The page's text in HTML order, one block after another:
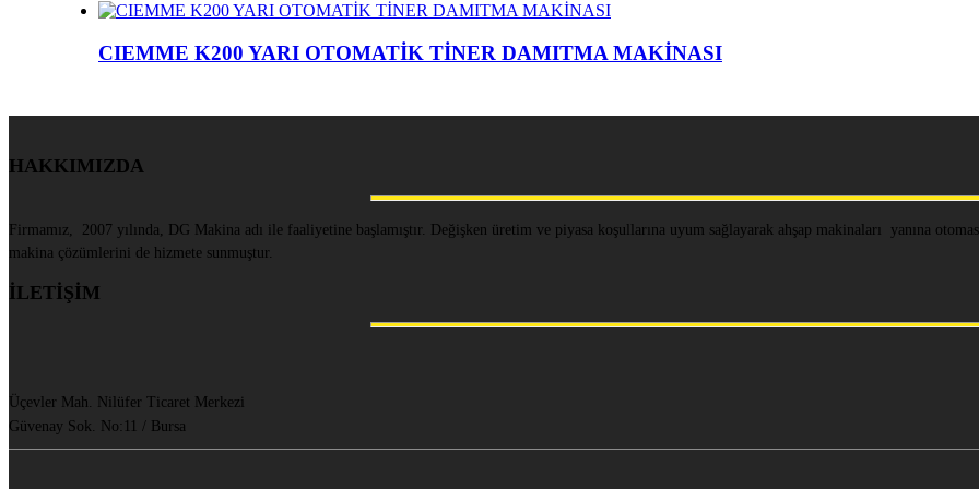
CIEMME K200 YARI OTOMATİK TİNER DAMITMA MAKİNASI
HAKKIMIZDA
Firmamız, 2007 yılında, DG Makina adı ile faaliyetine başlamıştır. Değişken üretim ve piyasa koşullarına uyum sağlayarak ahşap makinaları yanına
makina çözümlerini de hizmete sunmuştur.
İLETİŞİM
Üçevler Mah. Nilüfer Ticaret Merkezi
Güvenay Sok. No:11 / Bursa